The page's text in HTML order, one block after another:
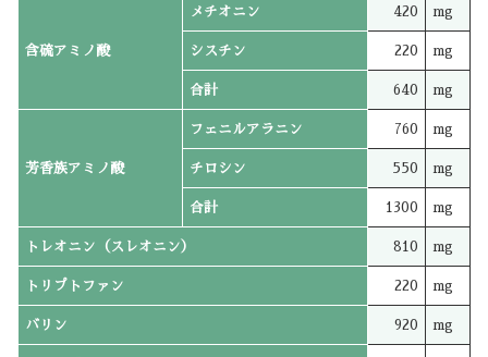
含硫アミノ酸
メチオニン 420 mg
シスチン 220 mg
合計 640 mg
芳香族アミノ酸
フェニルアラニン 760 mg
チロシン 550 mg
合計 1300 mg
トレオニン（スレオニン） 810 mg
トリプトファン 220 mg
バリン 920 mg